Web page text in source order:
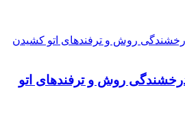
روش و ترفندهای اتو